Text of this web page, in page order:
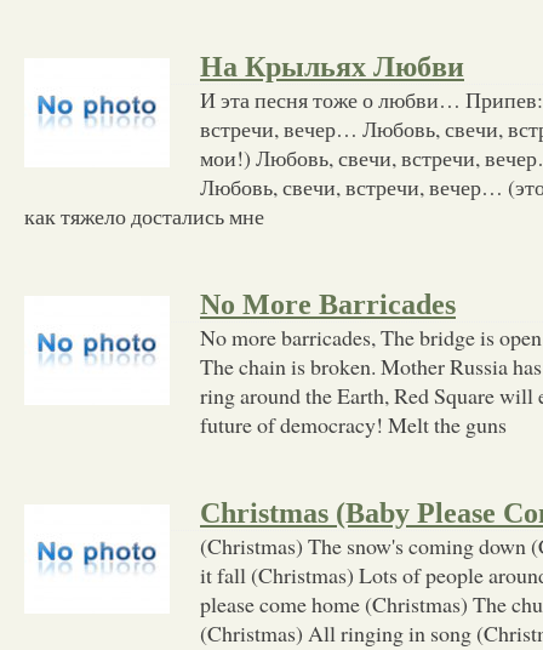
На Крыльях Любви
И эта песня тоже о любви…
встречи, вечер… Любовь, свечи,
мои!) Любовь, свечи, встречи,
Любовь, свечи, встречи, вечер…
как тяжело достались мне
No More Barricades
No more barricades, The bridge is
The chain is broken. Mother Russia
ring around the Earth, Red Square will
future of democracy! Melt the guns
Christmas (Baby Please
(Christmas) The snow's coming down
it fall (Christmas) Lots of people
please come home (Christmas) The
(Christmas) All ringing in song